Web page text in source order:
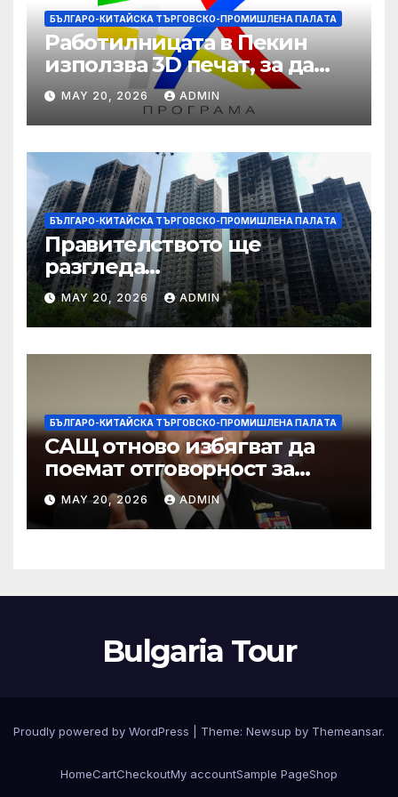
БЪЛГАРО-КИТАЙСКА ТЪРГОВСКО-ПРОМИШЛЕНА ПАЛAТА
Работилницата в Пекин
използва 3D печат, за да
даде възможност на
работниците с увреждания
MAY 20, 2026 ADMIN
БЪЛГАРО-КИТАЙСКА ТЪРГОВСКО-ПРОМИШЛЕНА ПАЛAТА
Правителството ще
разгледа
застрахователните
претенции на Wang Fuk
Court по план за обратно
изкупуване: Хоп
MAY 20, 2026 ADMIN
БЪЛГАРО-КИТАЙСКА ТЪРГОВСКО-ПРОМИШЛЕНА ПАЛAТА
САЩ отново избягват да
поемат отговорност за
нападението в училище в
Иран, при което загинаха
155 души
MAY 20, 2026 ADMIN
Bulgaria Tour
Proudly powered by WordPress Theme: Newsup by Themeansar.
HomeCartCheckoutMy accountSample PageShop